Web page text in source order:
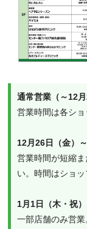
通常営業（～12
営業時間は各ショ
12月26日（金）
営業時間が短縮
い。時間はショッ
1月1日（木・祝）
一部店舗のみ営